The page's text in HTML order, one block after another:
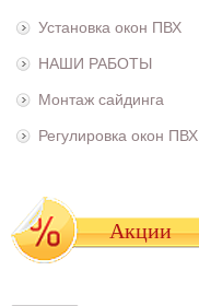
Установка окон ПВХ
НАШИ РАБОТЫ
Монтаж сайдинга
Регулировка окон ПВХ
Акции